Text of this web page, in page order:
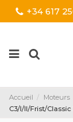
+34 617
Accueil Moteurs
C3/I/II/Frist/Classic